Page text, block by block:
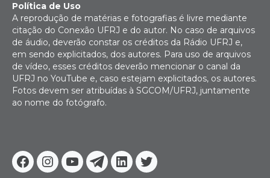
Facebook
Instagram
YoutubeTelegram
Linkedin
Twitter
Política de Uso
A reprodução de matérias e fotografias é livre mediante
citação do Conexão UFRJ e do autor. No caso de arquivos
de áudio, deverão constar os créditos da Rádio UFRJ e,
em sendo explicitados, dos autores. Para uso de arquivos
de vídeo, esses créditos deverão mencionar o canal da
UFRJ no YouTube e, caso estejam explicitados, os autores.
Fotos devem ser atribuídas à SGCOM/UFRJ, juntamente
ao nome do fotógrafo.